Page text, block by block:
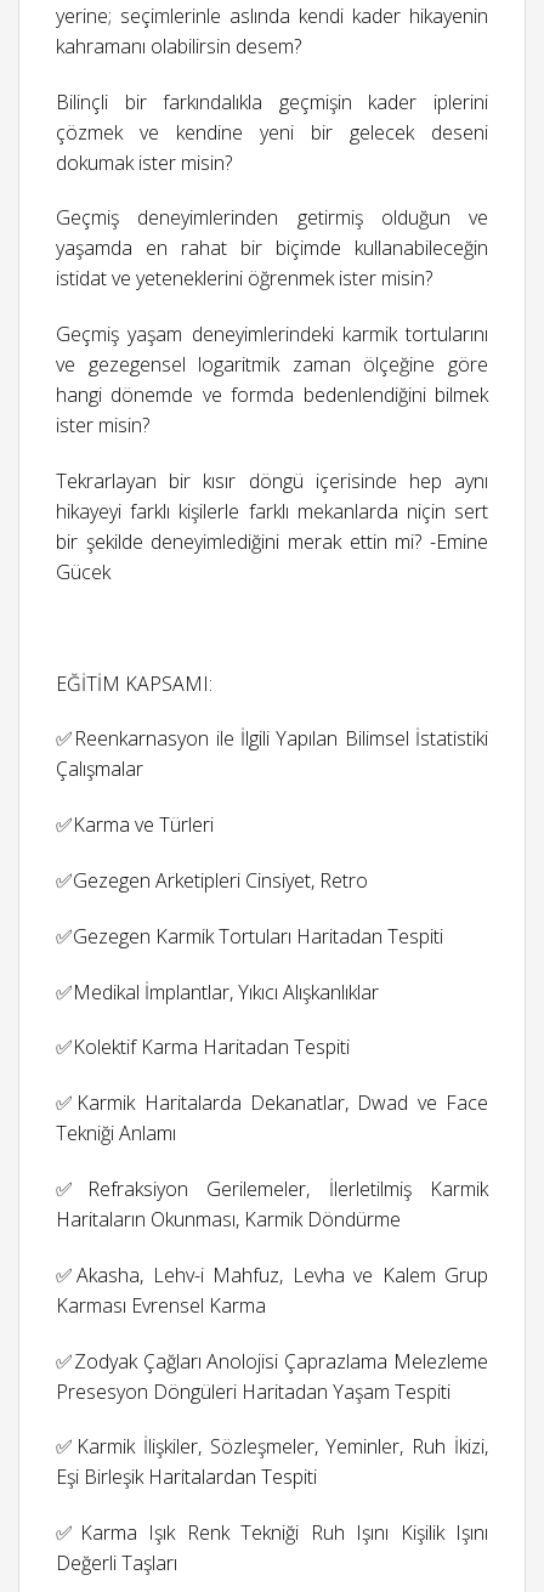
yerine; seçimlerinle aslında kendi kader hikayenin
kahramanı olabilirsin desem?
Bilinçli bir farkındalıkla geçmişin kader iplerini
çözmek ve kendine yeni bir gelecek deseni
dokumak ister misin?
Geçmiş deneyimlerinden getirmiş olduğun ve
yaşamda en rahat bir biçimde kullanabileceğin
istidat ve yeteneklerini öğrenmek ister misin?
Geçmiş yaşam deneyimlerindeki karmik tortularını
ve gezegensel logaritmik zaman ölçeğine göre
hangi dönemde ve formda bedenlendiğini bilmek
ister misin?
Tekrarlayan bir kısır döngü içerisinde hep aynı
hikayeyi farklı kişilerle farklı mekanlarda niçin sert
bir şekilde deneyimlediğini merak ettin mi? -Emine
Gücek
EĞİTİM KAPSAMI:
✅Reenkarnasyon ile İlgili Yapılan Bilimsel İstatistiki
Çalışmalar
✅Karma ve Türleri
✅Gezegen Arketipleri Cinsiyet, Retro
✅Gezegen Karmik Tortuları Haritadan Tespiti
✅Medikal İmplantlar, Yıkıcı Alışkanlıklar
✅Kolektif Karma Haritadan Tespiti
✅Karmik Haritalarda Dekanatlar, Dwad ve Face
Tekniği Anlamı
✅Refraksiyon Gerilemeler, İlerletilmiş Karmik
Haritaların Okunması, Karmik Döndürme
✅Akasha, Lehv-i Mahfuz, Levha ve Kalem Grup
Karması Evrensel Karma
✅Zodyak Çağları Anolojisi Çaprazlama Melezleme
Presesyon Döngüleri Haritadan Yaşam Tespiti
✅Karmik İlişkiler, Sözleşmeler, Yeminler, Ruh İkizi,
Eşi Birleşik Haritalardan Tespiti
✅Karma Işık Renk Tekniği Ruh Işını Kişilik Işını
Değerli Taşları